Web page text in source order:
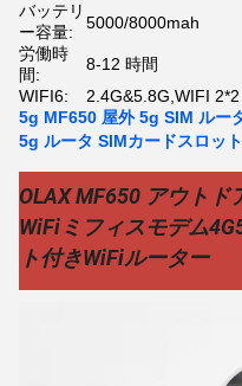
バッテリ
ー容量:
5000/8000mah
労働時
間:
8-12 時間
WIFI6:
2.4G&5.8G,WIFI
5g MF650 屋外 5g SIM ルー
5g ルータ SIMカードスロッ
OLAX MF650 アウトド
WiFiミフィスモデム
ト付きWiFiルーター